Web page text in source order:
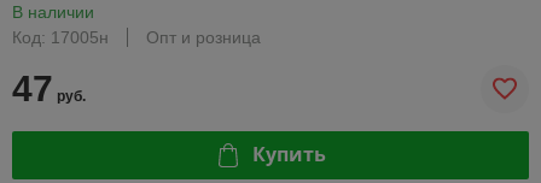
В наличии
Код: 17005н
Опт и розница
47 руб.
Купить